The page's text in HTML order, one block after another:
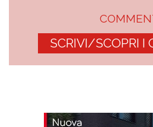
SCRIVI/SCOPRI I